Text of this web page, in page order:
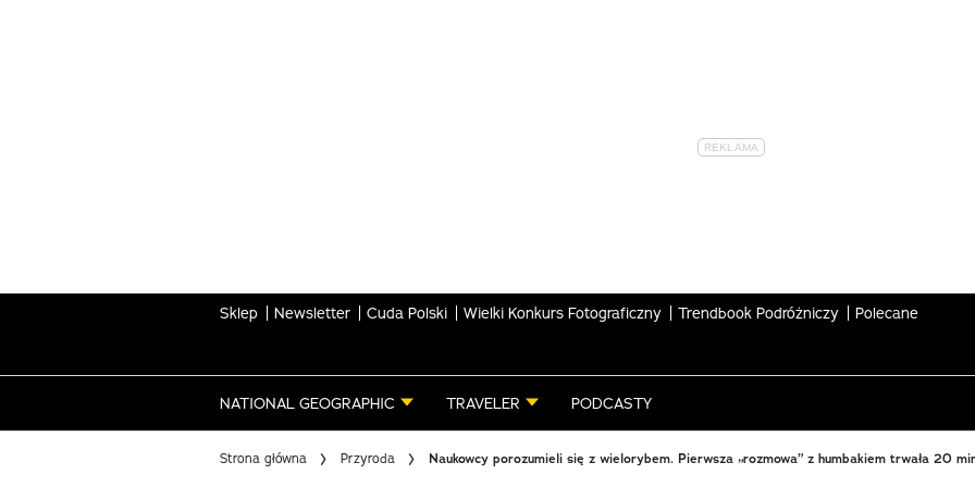
Sklep Newsletter Cuda Polski Wielki Konkurs Fotograficzny Trendbook Podróżniczy Polecane
NATIONAL GEOGRAPHIC TRAVELER PODCASTY
Strona główna Przyroda Naukowcy porozumieli się z wielorybem. Pierwsza „rozmowa” z humbakiem trwała 20